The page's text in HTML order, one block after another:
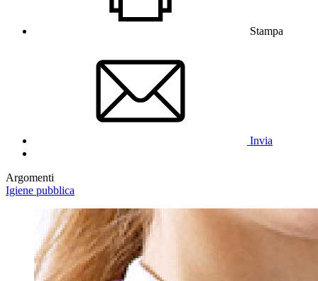
Stampa
Invia
Argomenti
Igiene pubblica